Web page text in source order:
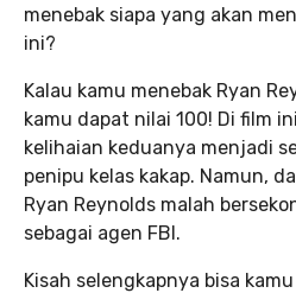
menebak siapa yang akan
ini?
Kalau kamu menebak Ryan
kamu dapat nilai 100! Di film
kelihaian keduanya menjadi
penipu kelas kakap. Namun,
Ryan Reynolds malah
sebagai agen FBI.
Kisah selengkapnya bisa